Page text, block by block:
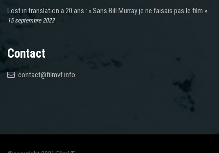
Lost in translation a 20 ans : « Sans Bill Murray je ne faisais pas le film »
15 septembre 2023
Contact
contact@filmvf.info